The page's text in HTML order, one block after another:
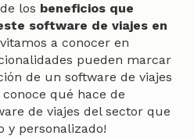
los beneficios que
software de viajes en
a conocer en
pueden marcar
de un software de viajes
qué hace de
de viajes del sector que
y personalizado!